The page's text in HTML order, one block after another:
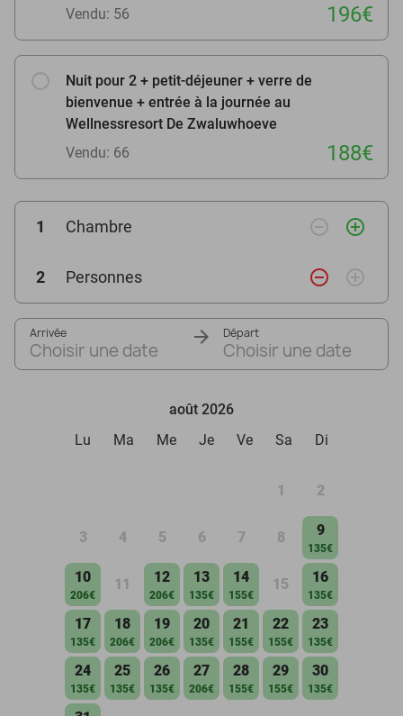
Vendu: 56
196€
Nuit pour 2 + petit-déjeuner + verre de
bienvenue + entrée à la journée au
Wellnessresort De Zwaluwhoeve
Vendu: 66
188€
1 Chambre remove_circle_outline add_circle_outline
2 Personnes remove_circle_outline add_circle_outline
Arrivée
Choisir une date
Départ
Choisir une date
août 2026
Lu
Ma Me Je Ve Sa Di
1 2
3 4 5 6 7 8 9
135€
10
206€
11 12
206€
13
135€
14
155€
15 16
135€
17
135€
18
206€
19
206€
20
135€
21
155€
22
155€
23
135€
24
135€
25
135€
26
135€
27
206€
28
155€
29
155€
30
135€